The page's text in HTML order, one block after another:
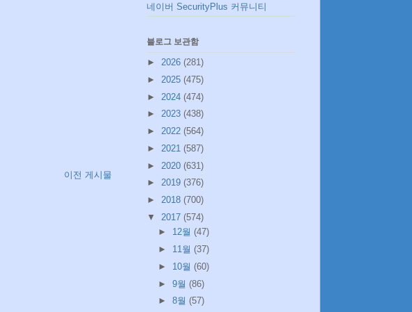
이전 게시물
네이버 SecurityPlus 커뮤니티
블로그 보관함
► 2026 (281)
► 2025 (475)
► 2024 (474)
► 2023 (438)
► 2022 (564)
► 2021 (587)
► 2020 (631)
► 2019 (376)
► 2018 (700)
▼ 2017 (574)
► 12월 (47)
► 11월 (37)
► 10월 (60)
► 9월 (86)
► 8월 (57)